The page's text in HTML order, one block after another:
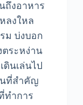
ถึงอาหาร
ลงใหล
ม บ่งบอก
ระหง่าน
นเล่นไป
นที่สำคัญ
ทำการ